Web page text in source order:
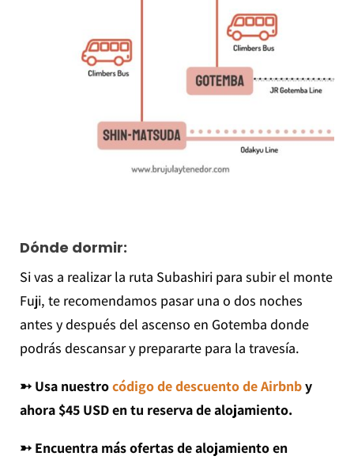
Dónde dormir:
Si vas a realizar la ruta Subashiri para subir el monte
Fuji, te recomendamos pasar una o dos noches
antes y después del ascenso en Gotemba donde
podrás descansar y prepararte para la travesía.
➳ Usa nuestrocódigo de descuento de Airbnby
ahora $45 USD en tu reserva de alojamiento.
➳ Encuentra más ofertas de alojamiento en